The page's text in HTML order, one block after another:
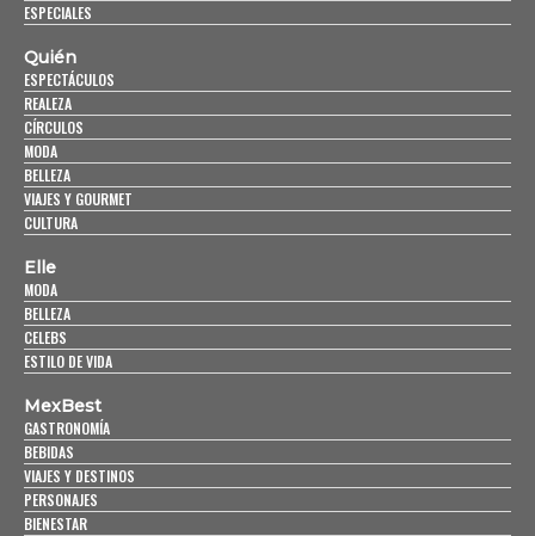
ESPECIALES
Quién
ESPECTÁCULOS
REALEZA
CÍRCULOS
MODA
BELLEZA
VIAJES Y GOURMET
CULTURA
Elle
MODA
BELLEZA
CELEBS
ESTILO DE VIDA
MexBest
GASTRONOMÍA
BEBIDAS
VIAJES Y DESTINOS
PERSONAJES
BIENESTAR